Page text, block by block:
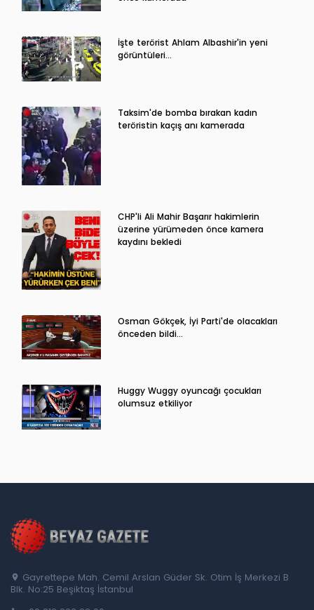
İşte terörist Ahlam Albashir'in yeni
görüntüleri…
Taksim'de bomba bırakan kadın
teröristin kaçış anı kamerada
CHP'li Ali Mahir Başarır hakimlerin
üzerine yürümeden önce kamera
kaydını bekledi
Osman Gökçek, İyi Parti'de olacakları
önceden bildi...
Huggy Wuggy oyuncağı çocukları
olumsuz etkiliyor
Gayrettepe Mah. Cemil Arslan Güder Sk. Otim İş Merkezi B
Blk. No:25 Beşiktaş İstanbul